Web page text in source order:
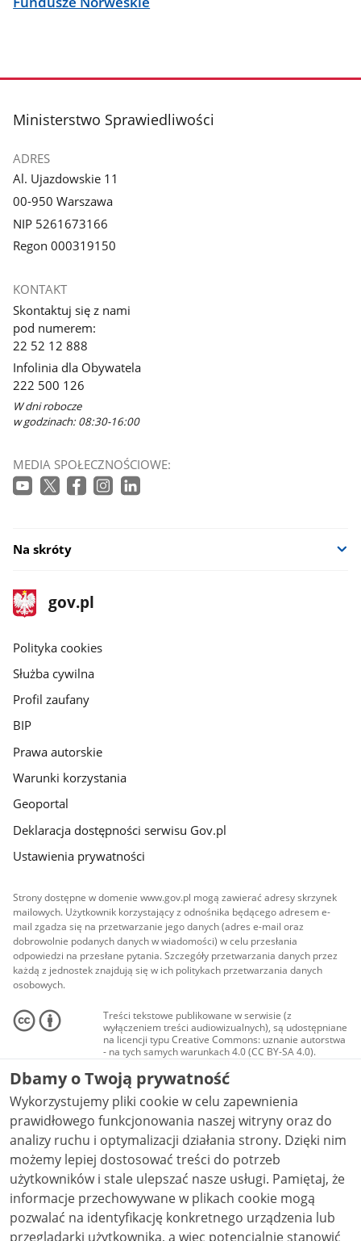
stopka
Ministerstwo Sprawiedliwości
ADRES
Al. Ujazdowskie 11
00-950 Warszawa
NIP 5261673166
Regon 000319150
KONTAKT
Skontaktuj się z nami
pod numerem:
22 52 12 888
Infolinia dla Obywatela
222 500 126
W dni robocze
w godzinach: 08:30-16:00
MEDIA SPOŁECZNOŚCIOWE:
Na skróty
stopka
gov.pl
Strona
gov.pl
gov.pl
Polityka cookies
Służba cywilna
Profil zaufany
BIP
Prawa autorskie
Warunki korzystania
Geoportal
Deklaracja dostępności serwisu Gov.pl
Ustawienia prywatności
Strony dostępne w domenie www.gov.pl mogą zawierać adresy skrzynek
mailowych. Użytkownik korzystający z odnośnika będącego adresem e-
mail zgadza się na przetwarzanie jego danych (adres e-mail oraz
dobrowolnie podanych danych w wiadomości) w celu przesłania
odpowiedzi na przesłane pytania. Szczegóły przetwarzania danych przez
każdą z jednostek znajdują się w ich politykach przetwarzania danych
osobowych.
Treści tekstowe publikowane w serwisie (z
wyłączeniem treści audiowizualnych), są udostępniane
na licencji typu Creative Commons: uznanie autorstwa
- na tych samych warunkach 4.0 (CC BY-SA 4.0).
Materiały audiowizualne, w tym zdjęcia, materiały
audio i wideo, są udostępniane na licencji typu
Creative Commons: uznanie autorstwa użycie
niekomercyjne - bez utworów zależnych 4.0 (CC BY-
NC-ND 4.0), o ile nie jest to stwierdzone inaczej.
Dbamy o Twoją prywatność
Wykorzystujemy pliki cookie w celu zapewnienia
prawidłowego funkcjonowania naszej witryny oraz do
analizy ruchu i optymalizacji działania strony. Dzięki nim
możemy lepiej dostosować treści do potrzeb
użytkowników i stale ulepszać nasze usługi. Pamiętaj, że
informacje przechowywane w plikach cookie mogą
pozwalać na identyfikację konkretnego urządzenia lub
przeglądarki użytkownika, a więc potencjalnie stanowić